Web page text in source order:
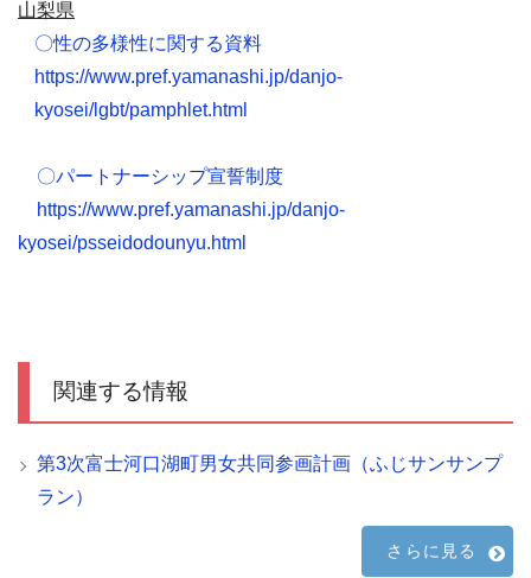
山梨県
〇性の多様性に関する資料
https://www.pref.yamanashi.jp/danjo-
kyosei/lgbt/pamphlet.html
〇パートナーシップ宣誓制度
https://www.pref.yamanashi.jp/danjo-
kyosei/psseidodounyu.html
関連する情報
第3次富士河口湖町男女共同参画計画（ふじサンサンプ
ラン）
さらに見る